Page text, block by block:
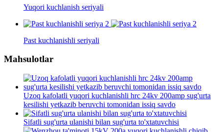
Yuqori kuchlanish seriyali
Past kuchlanishli seriyali
Mahsulotlar
Uzoq kafolatli yuqori kuchlanishli hrc 24kv 200amp sug'urta
kesilishi yetkazib beruvchi tomonidan issiq savdo
Sifatli sug'urta ulanishi bilan sug'urta to'xtatuvchisi